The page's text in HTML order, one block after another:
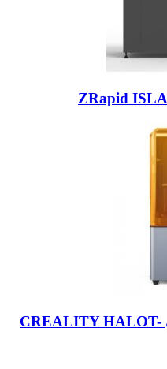
پرینتر سه بعدی رزینی کریلیتی CREALITY HALOT-